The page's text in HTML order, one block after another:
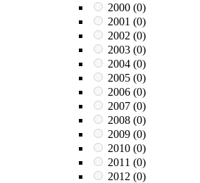
2000 (0)
2001 (0)
2002 (0)
2003 (0)
2004 (0)
2005 (0)
2006 (0)
2007 (0)
2008 (0)
2009 (0)
2010 (0)
2011 (0)
2012 (0)